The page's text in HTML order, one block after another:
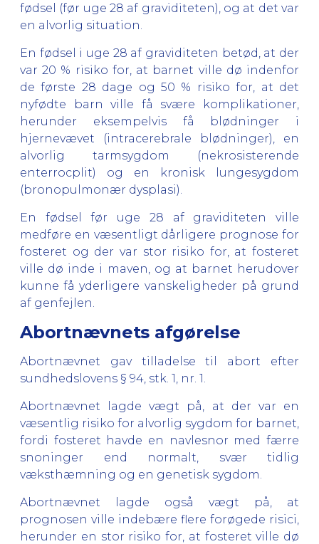
fødsel (før uge 28 af graviditeten), og at det var
en alvorlig situation.
En fødsel i uge 28 af graviditeten betød, at der
var 20 % risiko for, at barnet ville dø indenfor
de første 28 dage og 50 % risiko for, at det
nyfødte barn ville få svære komplikationer,
herunder eksempelvis få blødninger i
hjernevævet (intracerebrale blødninger), en
alvorlig tarmsygdom (nekrosisterende
enterrocplit) og en kronisk lungesygdom
(bronopulmonær dysplasi).
En fødsel før uge 28 af graviditeten ville
medføre en væsentligt dårligere prognose for
fosteret og der var stor risiko for, at fosteret
ville dø inde i maven, og at barnet herudover
kunne få yderligere vanskeligheder på grund
af genfejlen.
Abortnævnets afgørelse
Abortnævnet gav tilladelse til abort efter
sundhedslovens § 94, stk. 1, nr. 1.
Abortnævnet lagde vægt på, at der var en
væsentlig risiko for alvorlig sygdom for barnet,
fordi fosteret havde en navlesnor med færre
snoninger end normalt, svær tidlig
væksthæmning og en genetisk sygdom.
Abortnævnet lagde også vægt på, at
prognosen ville indebære flere forøgede risici,
herunder en stor risiko for, at fosteret ville dø